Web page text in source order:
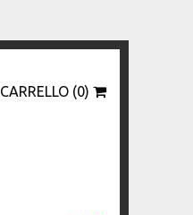
CARRELLO (0)